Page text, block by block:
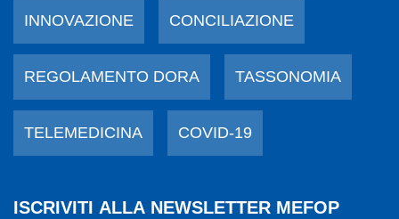
INNOVAZIONE CONCILIAZIONE
REGOLAMENTO DORA TASSONOMIA
TELEMEDICINA COVID-19
ISCRIVITI ALLA NEWSLETTER MEFOP